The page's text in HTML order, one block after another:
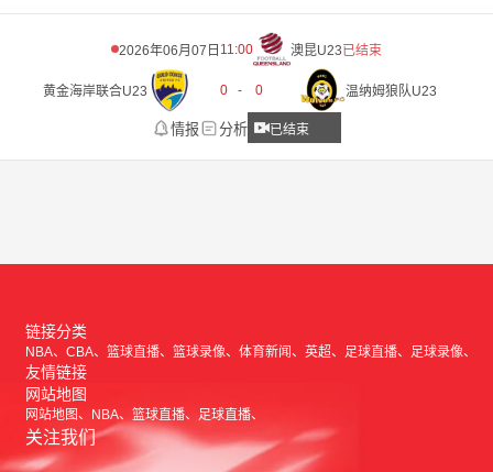
2026年06月07日 11:00 澳昆U23已结束
黄金海岸联合U23 0 - 0 温纳姆狼队U23
情报 分析 已结束
链接分类
NBA CBA 篮球直播 篮球录像 体育新闻 英超 足球直播 足球录像
友情链接
网站地图
网站地图 NBA 篮球直播 足球直播
关注我们